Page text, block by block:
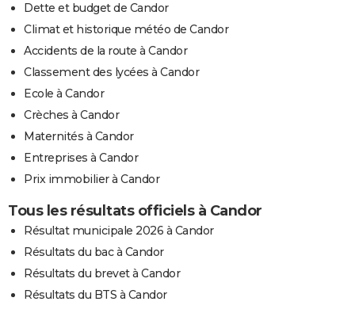
Dette et budget de Candor
Climat et historique météo de Candor
Accidents de la route à Candor
Classement des lycées à Candor
Ecole à Candor
Crèches à Candor
Maternités à Candor
Entreprises à Candor
Prix immobilier à Candor
Tous les résultats officiels à Candor
Résultat municipale 2026 à Candor
Résultats du bac à Candor
Résultats du brevet à Candor
Résultats du BTS à Candor